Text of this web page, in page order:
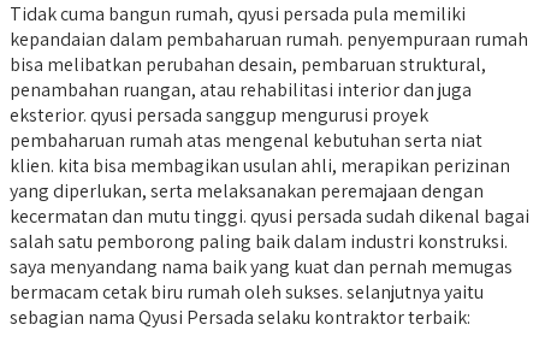
Tidak cuma bangun rumah, qyusi persada pula memiliki
kepandaian dalam pembaharuan rumah. penyempuraan rumah
bisa melibatkan perubahan desain, pembaruan struktural,
penambahan ruangan, atau rehabilitasi interior dan juga
eksterior. qyusi persada sanggup mengurusi proyek
pembaharuan rumah atas mengenal kebutuhan serta niat
klien. kita bisa membagikan usulan ahli, merapikan perizinan
yang diperlukan, serta melaksanakan peremajaan dengan
kecermatan dan mutu tinggi. qyusi persada sudah dikenal bagai
salah satu pemborong paling baik dalam industri konstruksi.
saya menyandang nama baik yang kuat dan pernah memugas
bermacam cetak biru rumah oleh sukses. selanjutnya yaitu
sebagian nama Qyusi Persada selaku kontraktor terbaik: